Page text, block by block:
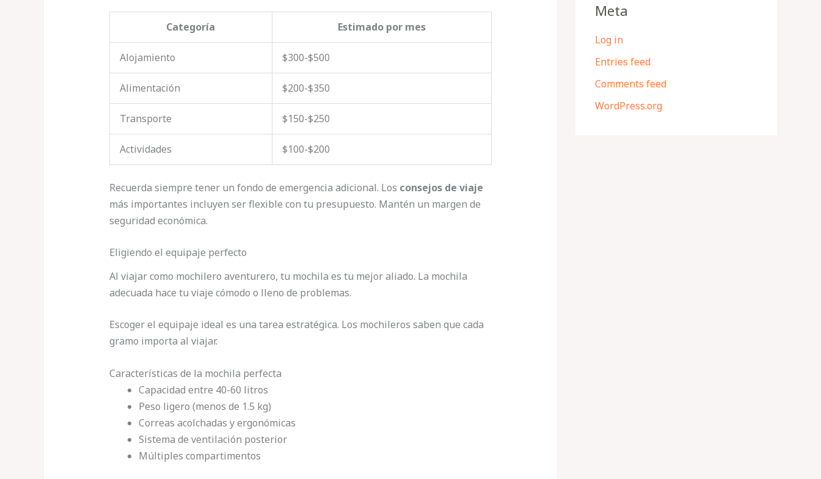
Categoría Estimado por mes
Alojamiento $300-$500
Alimentación $200-$350
Transporte $150-$250
Actividades $100-$200
Recuerda siempre tener un fondo de emergencia adicional. Los consejos de viaje
más importantes incluyen ser flexible con tu presupuesto. Mantén un margen de
seguridad económica.
Eligiendo el equipaje perfecto
Al viajar como mochilero aventurero, tu mochila es tu mejor aliado. La mochila
adecuada hace tu viaje cómodo o lleno de problemas.
Escoger el equipaje ideal es una tarea estratégica. Los mochileros saben que cada
gramo importa al viajar.
Características de la mochila perfecta
Capacidad entre 40-60 litros
Peso ligero (menos de 1.5 kg)
Correas acolchadas y ergonómicas
Sistema de ventilación posterior
Múltiples compartimentos
Meta
Log in
Entries feed
Comments feed
WordPress.org